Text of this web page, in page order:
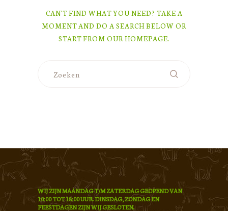
CAN'T FIND WHAT YOU NEED? TAKE A
MOMENT AND DO A SEARCH BELOW OR
START FROM OUR HOMEPAGE.
WIJ ZIJN MAANDAG T/M ZATERDAG GEOPEND VAN
10:00 TOT 18:00 UUR. DINSDAG, ZONDAG EN
FEESTDAGEN ZIJN WIJ GESLOTEN.